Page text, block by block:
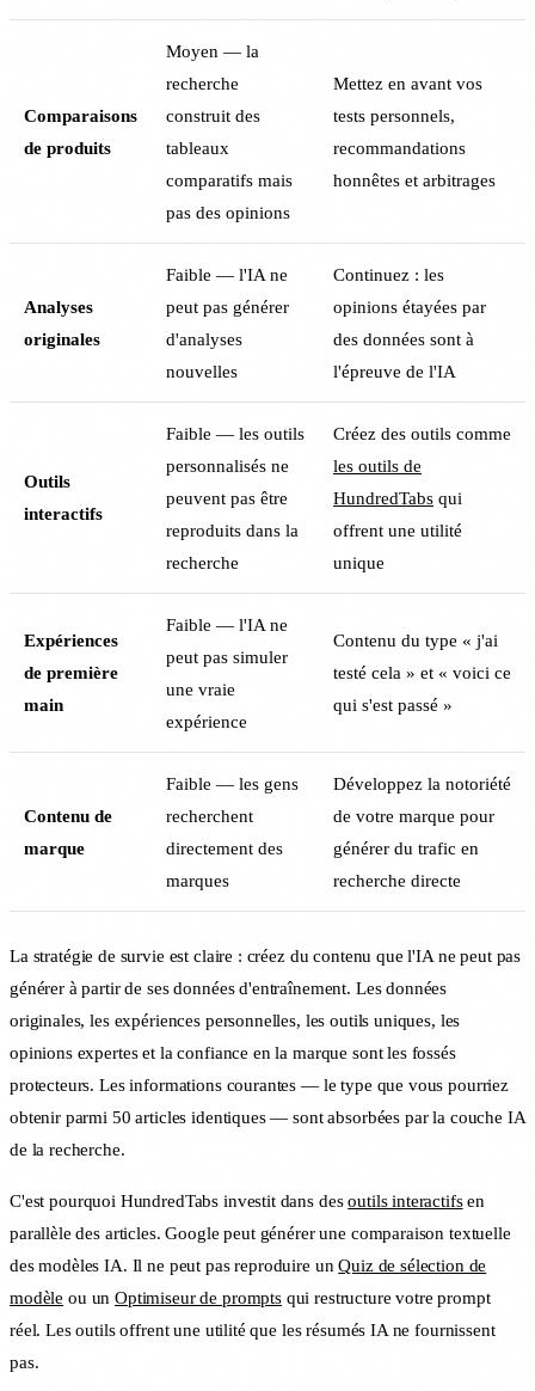
Comparaisons
de produits
Moyen — la
recherche
construit des
tableaux
comparatifs mais
pas des opinions
Mettez en avant vos
tests personnels,
recommandations
honnêtes et arbitrages
Analyses
originales
Faible — l'IA ne
peut pas générer
d'analyses
nouvelles
Continuez : les
opinions étayées par
des données sont à
l'épreuve de l'IA
Outils
interactifs
Faible — les outils
personnalisés ne
peuvent pas être
reproduits dans la
recherche
Créez des outils comme
les outils de
HundredTabs qui
offrent une utilité
unique
Expériences
de première
main
Faible — l'IA ne
peut pas simuler
une vraie
expérience
Contenu du type « j'ai
testé cela » et « voici ce
qui s'est passé »
Contenu de
marque
Faible — les gens
recherchent
directement des
marques
Développez la notoriété
de votre marque pour
générer du trafic en
recherche directe
La stratégie de survie est claire : créez du contenu que l'IA ne peut pas
générer à partir de ses données d'entraînement. Les données
originales, les expériences personnelles, les outils uniques, les
opinions expertes et la confiance en la marque sont les fossés
protecteurs. Les informations courantes — le type que vous pourriez
obtenir parmi 50 articles identiques — sont absorbées par la couche IA
de la recherche.
C'est pourquoi HundredTabs investit dans desoutils interactifsen
parallèle des articles. Google peut générer une comparaison textuelle
des modèles IA. Il ne peut pas reproduire unQuiz de sélection de
modèle ou unOptimiseur de promptsqui restructure votre prompt
réel. Les outils offrent une utilité que les résumés IA ne fournissent
pas.